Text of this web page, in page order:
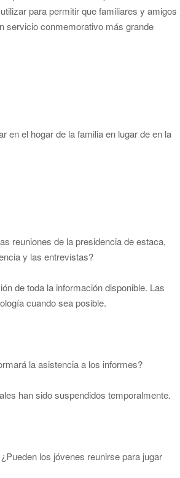
para permitir que familiares y amigos
servicio conmemorativo más grande
en el hogar de la familia en lugar de en la
reuniones de la presidencia de estaca,
y las entrevistas?
de toda la información disponible. Las
cuando sea posible.
la asistencia a los informes?
han sido suspendidos temporalmente.
los jóvenes reunirse para jugar